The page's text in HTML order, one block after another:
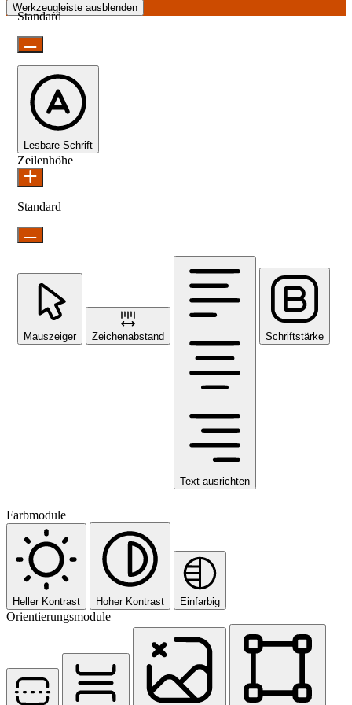
Werkzeugleiste ausblenden
Standard
Lesbare Schrift
Zeilenhöhe
Standard
Mauszeiger Zeichenabstand
Text ausrichten
Schriftstärke
Farbmodule
Heller Kontrast Hoher Kontrast Einfarbig
Orientierungsmodule